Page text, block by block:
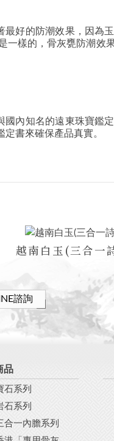
好的防潮效果，因為
樣的，骨灰甕防潮效
內知名的遠東珠寶鑑
書來確保產品真實。
越南白玉(三合一
諮詢
品
石系列
石系列
合一內膽系列